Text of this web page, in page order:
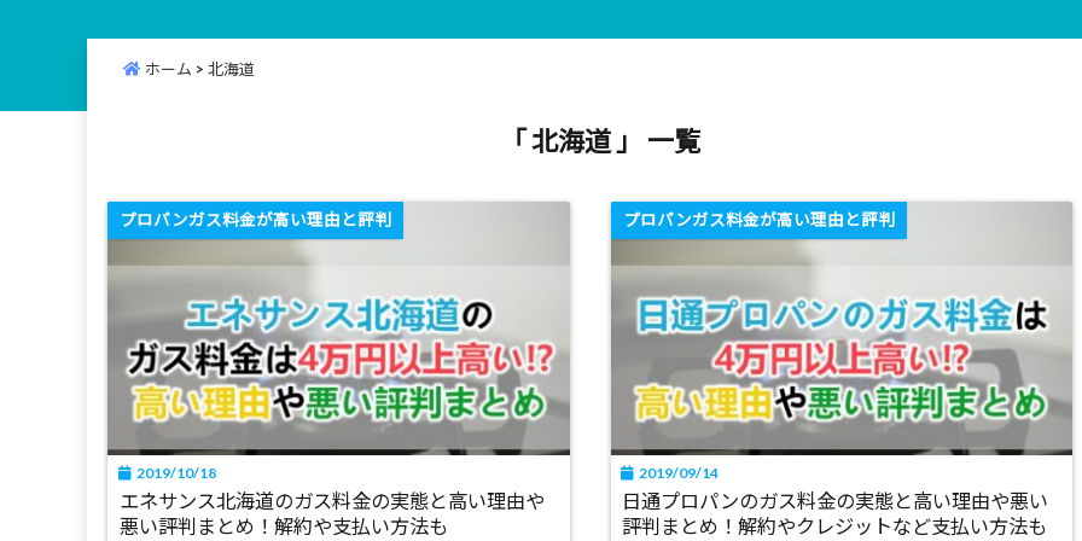
ホーム > 北海道
「 北海道 」 一覧
プロパンガス料金が高い理由と評判
2019/10/18
エネサンス北海道のガス料金の実態と高い理由や
悪い評判まとめ！解約や支払い方法も
プロパンガス料金が高い理由と評判
2019/09/14
日通プロパンのガス料金の実態と高い理由や悪い
評判まとめ！解約やクレジットなど支払い方法も